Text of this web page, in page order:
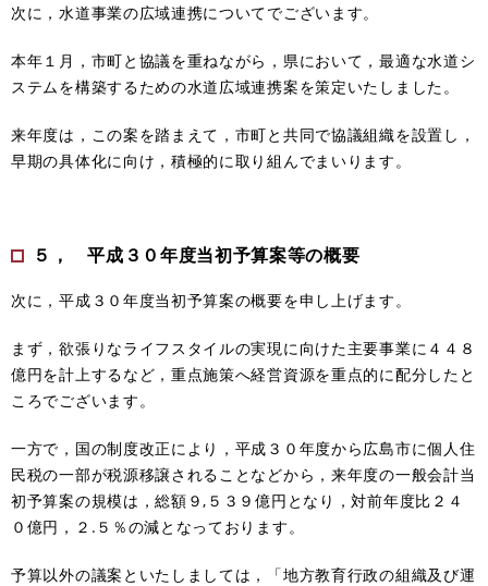
次に，水道事業の広域連携についてでございます。
本年１月，市町と協議を重ねながら，県において，最適な水道シ
ステムを構築するための水道広域連携案を策定いたしました。
来年度は，この案を踏まえて，市町と共同で協議組織を設置し，
早期の具体化に向け，積極的に取り組んでまいります。
５， 平成３０年度当初予算案等の概要
次に，平成３０年度当初予算案の概要を申し上げます。
まず，欲張りなライフスタイルの実現に向けた主要事業に４４８
億円を計上するなど，重点施策へ経営資源を重点的に配分したと
ころでございます。
一方で，国の制度改正により，平成３０年度から広島市に個人住
民税の一部が税源移譲されることなどから，来年度の一般会計当
初予算案の規模は，総額９,５３９億円となり，対前年度比２４
０億円，２.５％の減となっております。
予算以外の議案といたしましては，「地方教育行政の組織及び運